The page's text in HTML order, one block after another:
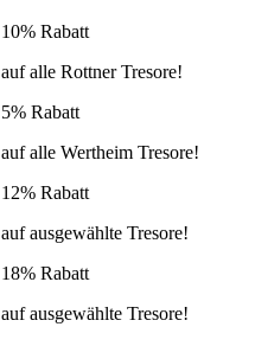
10% Rabatt
auf alle Rottner Tresore!
5% Rabatt
auf alle Wertheim Tresore!
12% Rabatt
auf ausgewählte Tresore!
18% Rabatt
auf ausgewählte Tresore!